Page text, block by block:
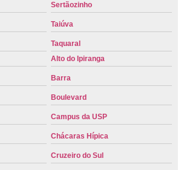
Sertãozinho
Taiúva
Taquaral
Alto do Ipiranga
Barra
Boulevard
Campus da USP
Chácaras Hípica
Cruzeiro do Sul